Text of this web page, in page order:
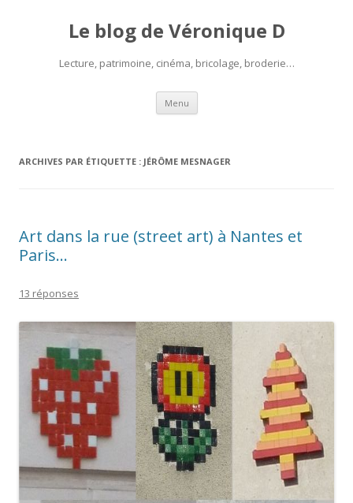
Le blog de Véronique D
Lecture, patrimoine, cinéma, bricolage, broderie…
Menu Aller
contenu
ARCHIVES PAR ÉTIQUETTE : JÉRÔME MESNAGER
Art dans la rue (street art) à Nantes et
Paris…
13 réponses